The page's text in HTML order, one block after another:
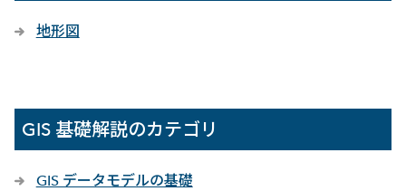
地形図
GIS 基礎解説のカテゴリ
GIS データモデルの基礎